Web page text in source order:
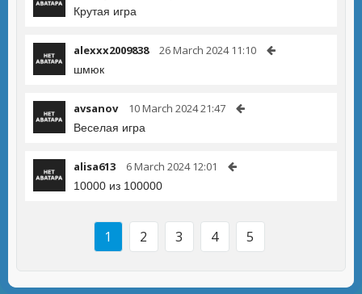
Крутая игра
alexxx2009838 26 March 2024 11:10
шмюк
avsanov 10 March 2024 21:47
Веселая игра
alisa613 6 March 2024 12:01
10000 из 100000
1 2 3 4 5